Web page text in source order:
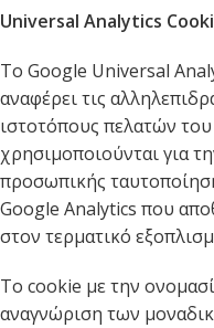
Universal Analytics
Το Google Universal
αναφέρει τις
ιστοτόπους πελατών
χρησιμοποιούνται για
προσωπικής
Google Analytics που
στον τερματικό
Το cookie με την
αναγνώριση των